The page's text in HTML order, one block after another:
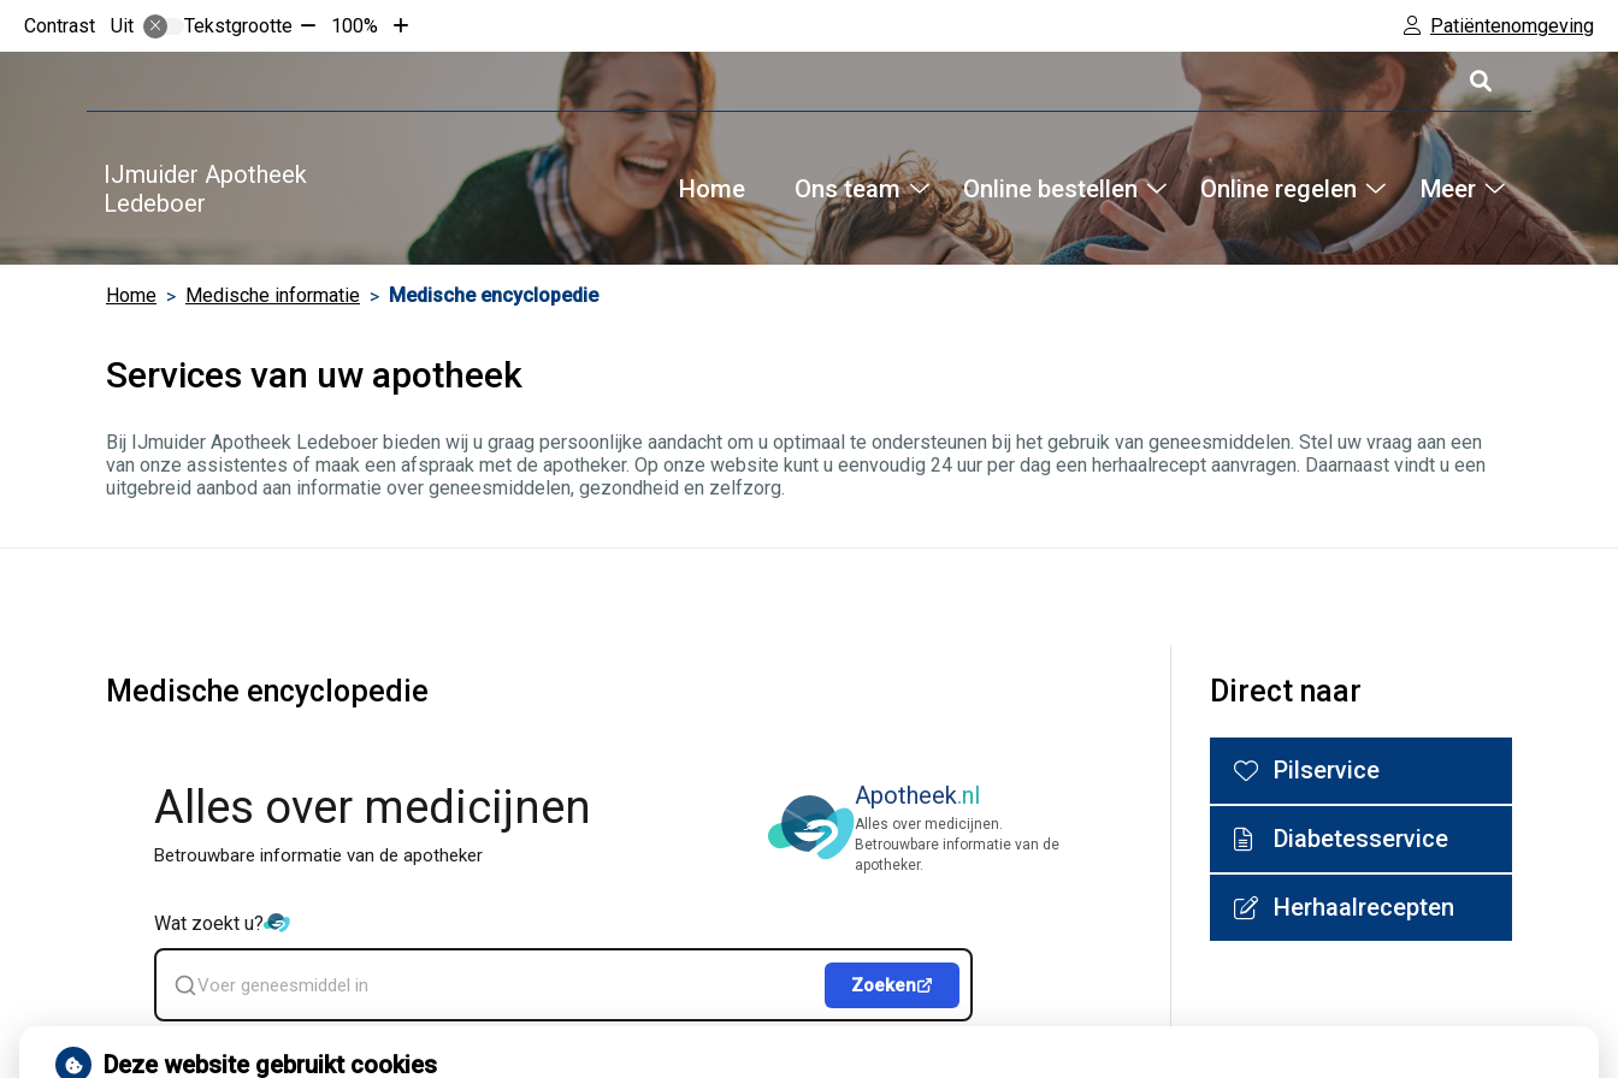
Contrast Uit Tekstgrootte Tekst
verkleinen
100%
Tekst
vergroten
Patiëntenomgeving
Home Ons team
Ons
team
Online bestellen
Online
bestellen
Online regelen
Online
regelen
Meer
Meer
submenu
IJmuider Apotheek
Ledeboer
Home Medische informatie Medische encyclopedie
Services van uw apotheek
Bij IJmuider Apotheek Ledeboer bieden wij u graag persoonlijke aandacht om u optimaal te ondersteunen bij het gebruik van geneesmiddelen. Stel uw vraag aan een
van onze assistentes of maak een afspraak met de apotheker. Op onze website kunt u eenvoudig 24 uur per dag een herhaalrecept aanvragen. Daarnaast vindt u een
uitgebreid aanbod aan informatie over geneesmiddelen, gezondheid en zelfzorg.
Medische encyclopedie
Alles over medicijnen
Betrouwbare informatie van de apotheker
Apotheek.nl
Alles over medicijnen.
Betrouwbare informatie van de
apotheker.
Wat zoekt u?
Zoek
geneesmiddel
Zoeken
Direct naar
Pilservice
Diabetesservice
Herhaalrecepten
Deze website gebruikt cookies